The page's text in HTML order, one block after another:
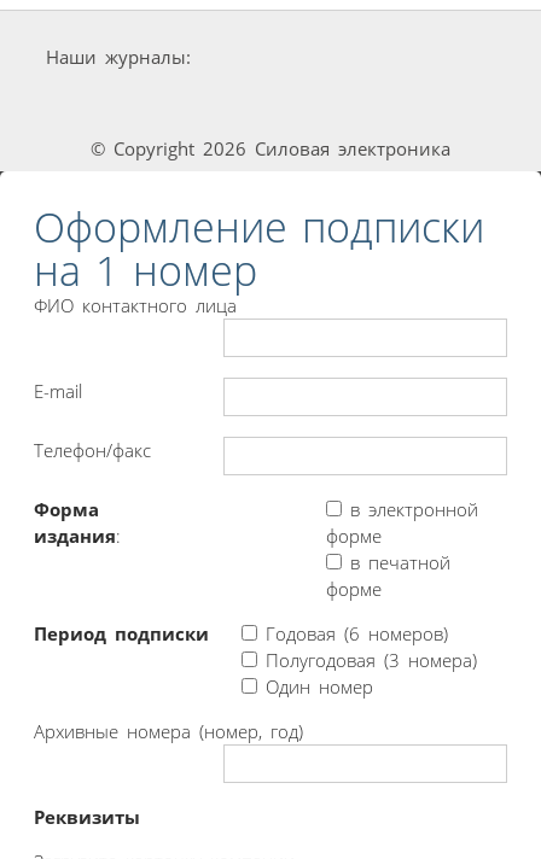
Наши журналы:
© Copyright 2026 Силовая электроника
Оформление подписки
на 1 номер
ФИО контактного лица
E-mail
Телефон/факс
Форма
издания:
в электронной
форме
в печатной
форме
Период подписки
Годовая (6 номеров)
Полугодовая (3 номера)
Один номер
Архивные номера (номер, год)
Реквизиты